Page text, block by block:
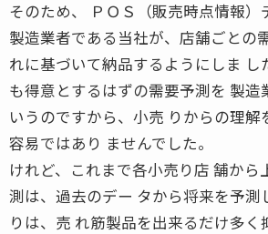
そのため、 ＰＯＳ（販売時点情報）
製造業者である当社が、店舗ごとの
れに基づいて納品するようにしま し
も得意とするはずの需要予測を 製造
いうのですから、小売 りからの理解
容易ではあり ませんでした。
けれど、これまで各小売り店 舗から
測は、過去のデー タから将来を予測
りは、売 れ筋製品を出来るだけ多く